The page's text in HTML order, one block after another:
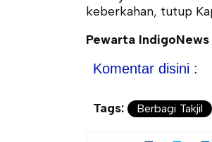
keberkahan, tutup
Pewarta IndigoNews
Komentar disini :
Tags: Berbagi Takjil